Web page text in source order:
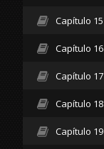
Capítulo 15
Capítulo 16
Capítulo 17
Capítulo 18
Capítulo 19